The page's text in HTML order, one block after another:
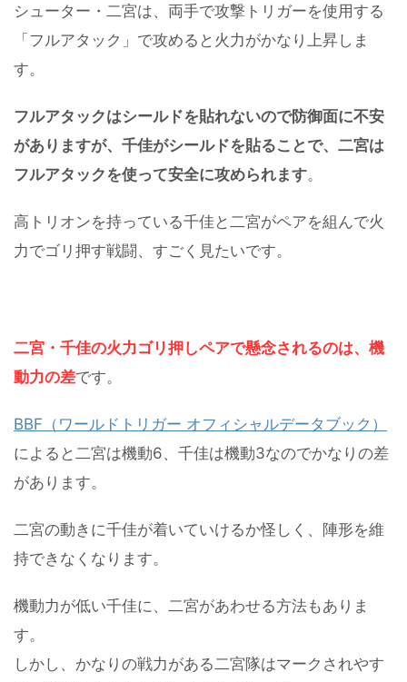
シューター・二宮は、両手で攻撃トリガーを使用する
「フルアタック」で攻めると火力がかなり上昇しま
す。
フルアタックはシールドを貼れないので防御面に不安
がありますが、千佳がシールドを貼ることで、二宮は
フルアタックを使って安全に攻められます。
高トリオンを持っている千佳と二宮がペアを組んで火
力でゴリ押す戦闘、すごく見たいです。
二宮・千佳の火力ゴリ押しペアで懸念されるのは、機
動力の差です。
BBF（ワールドトリガー オフィシャルデータブック）
によると二宮は機動6、千佳は機動3なのでかなりの差
があります。
二宮の動きに千佳が着いていけるか怪しく、陣形を維
持できなくなります。
機動力が低い千佳に、二宮があわせる方法もありま
す。
しかし、かなりの戦力がある二宮隊はマークされやす